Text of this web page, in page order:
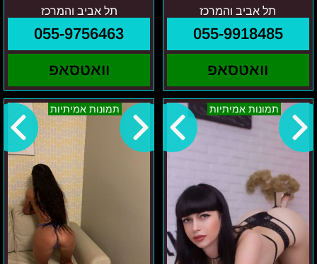
תל אביב והמרכז
055-9918485
וואטסאפ
תל אביב והמרכז
055-9756463
וואטסאפ
תמונות אמיתיות
אניה
–
בחיפה
תמונות אמיתיות
צפון
ישראל-
שרון